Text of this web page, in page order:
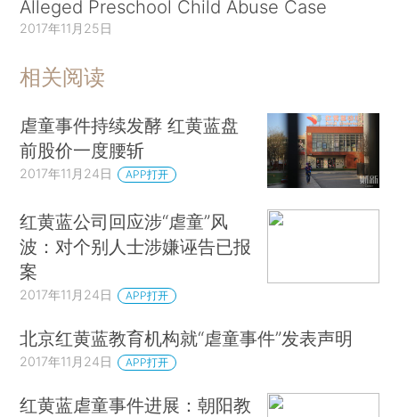
Alleged Preschool Child Abuse Case
2017年11月25日
相关阅读
虐童事件持续发酵 红黄蓝盘
前股价一度腰斩
2017年11月24日 APP打开
红黄蓝公司回应涉“虐童”风
波：对个别人士涉嫌诬告已报
案
2017年11月24日 APP打开
北京红黄蓝教育机构就“虐童事件”发表声明
2017年11月24日 APP打开
红黄蓝虐童事件进展：朝阳教